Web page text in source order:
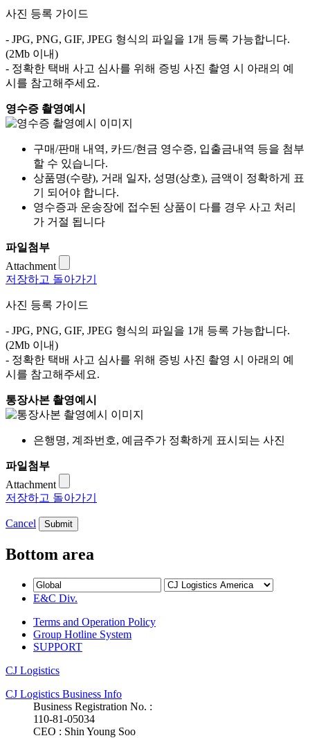
사진 등록 가이드
- JPG, PNG, GIF, JPEG 형식의 파일을 1개 등록 가능합니다.
(2Mb 이내)
- 정확한 택배 사고 심사를 위해 증빙 사진 촬영 시 아래의 예
시를 참고해주세요.
영수증 촬영예시
구매/판매 내역, 카드/현금 영수증, 입출금내역 등을 첨부
할 수 있습니다.
상품명(수량), 거래 일자, 성명(상호), 금액이 정확하게 표
기 되어야 합니다.
영수증과 운송장에 접수된 상품이 다를 경우 사고 처리
가 거절 됩니다
파일첨부
Attachment
저장하고 돌아가기
사진 등록 가이드
- JPG, PNG, GIF, JPEG 형식의 파일을 1개 등록 가능합니다.
(2Mb 이내)
- 정확한 택배 사고 심사를 위해 증빙 사진 촬영 시 아래의 예
시를 참고해주세요.
통장사본 촬영예시
은행명, 계좌번호, 예금주가 정확하게 표시되는 사진
파일첨부
Attachment
저장하고 돌아가기
Cancel
Bottom area
E&C Div.
Terms and Operation Policy
Group Hotline System
SUPPORT
CJ Logistics
CJ Logistics Business Info
Business Registration No. :
110-81-05034
CEO : Shin Young Soo